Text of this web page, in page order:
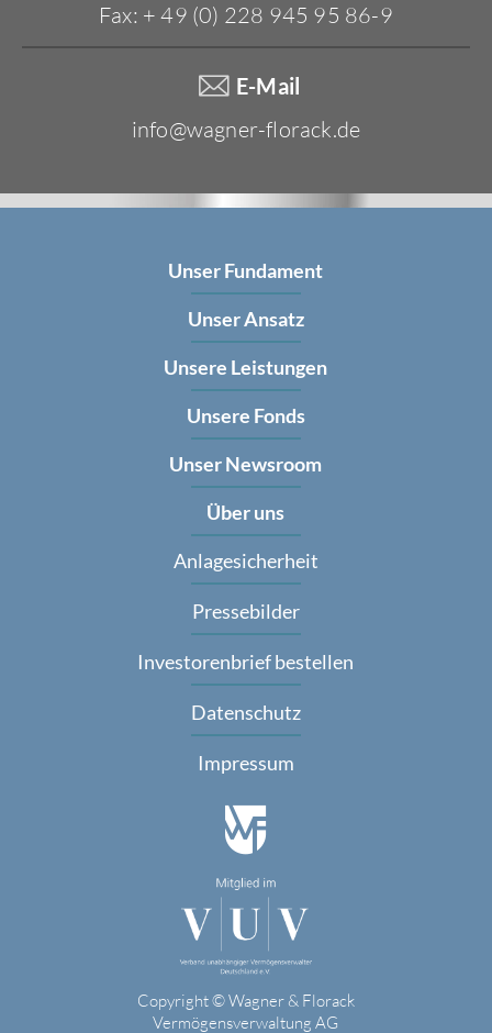
Fax: + 49 (0) 228 945 95 86-9
E-Mail
info@wagner-florack.de
Unser Fundament
Unser Ansatz
Unsere Leistungen
Unsere Fonds
Unser Newsroom
Über uns
Anlagesicherheit
Pressebilder
Investorenbrief bestellen
Datenschutz
Impressum
Copyright © Wagner & Florack
Vermögensverwaltung AG